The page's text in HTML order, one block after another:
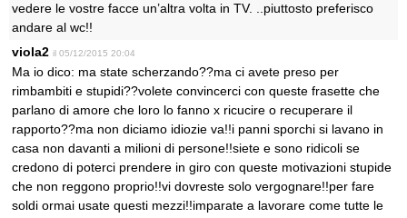
vedere le vostre facce un’altra volta in TV. ..piuttosto preferisco
andare al wc!!
viola2 il 05/12/2015 20:04
Ma io dico: ma state scherzando??ma ci avete preso per
rimbambiti e stupidi??volete convincerci con queste frasette che
parlano di amore che loro lo fanno x ricucire o recuperare il
rapporto??ma non diciamo idiozie va!!i panni sporchi si lavano in
casa non davanti a milioni di persone!!siete e sono ridicoli se
credono di poterci prendere in giro con queste motivazioni stupide
che non reggono proprio!!vi dovreste solo vergognare!!per fare
soldi ormai usate questi mezzi!!imparate a lavorare come tutte le